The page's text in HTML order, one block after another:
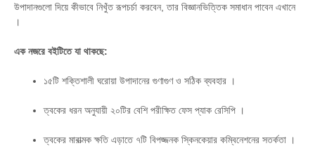
₹149.00.₹99.00.
উপাদানগুলো দিয়ে কীভাবে নিখুঁত রূপচর্চা করবেন, তার বিজ্ঞানভিত্তিক সমাধান পাবেন এখানে
।
এক নজরে বইটিতে যা থাকছে:
১৫টি শক্তিশালী ঘরোয়া উপাদানের গুণাগুণ ও সঠিক ব্যবহার ।
ত্বকের ধরন অনুযায়ী ২০টির বেশি পরীক্ষিত ফেস প্যাক রেসিপি ।
ত্বকের মারাত্মক ক্ষতি এড়াতে ৭টি বিপজ্জনক স্কিনকেয়ার কম্বিনেশনের সতর্কতা ।